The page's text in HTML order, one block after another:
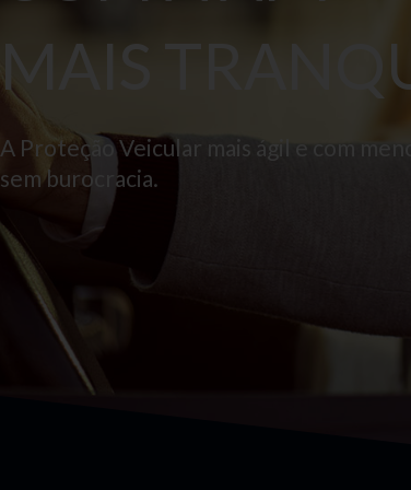
MAIS
A Proteção Veicular mais ágil e com
sem burocracia.